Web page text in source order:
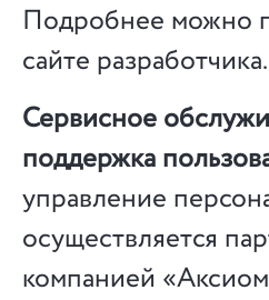
Подробнее можно
сайте разработчика.
Сервисное
поддержка
управление
осуществляется
компанией